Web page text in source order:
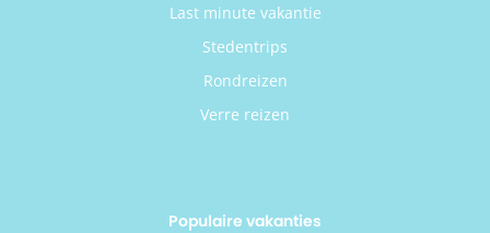
Last minute vakantie
Stedentrips
Rondreizen
Verre reizen
Populaire vakanties